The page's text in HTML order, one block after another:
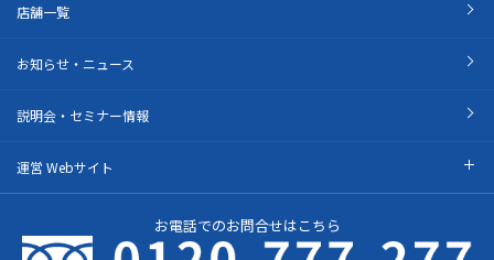
店舗一覧
お知らせ・ニュース
説明会・セミナー情報
運営 Webサイト
お電話でのお問合せはこちら